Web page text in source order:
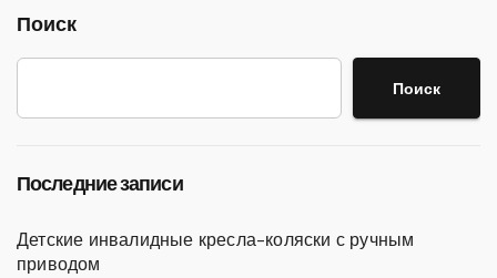
A
p
a
m
kl
a
в
и
Поиск
Поиск
Последние записи
Детские инвалидные кресла-коляски с ручным
приводом